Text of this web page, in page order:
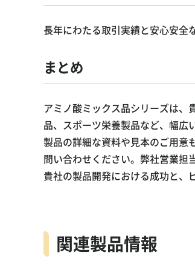
長年にわたる取引実績と安心安全
まとめ
アミノ酸ミックス品シリーズは、
品、スポーツ栄養製品など、幅広
製品の詳細な資料や見本のご用意
問い合わせください。弊社営業担
貴社の製品開発における成功と、
関連製品情報